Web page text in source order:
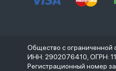
Общество с
ИНН: 2902076410, ОГРН:
Регистрационный номер